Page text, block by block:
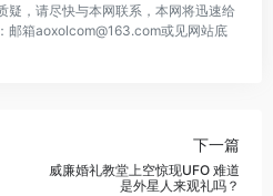
疑，请尽快与本网联系，本网将迅速给
邮箱aoxolcom@163.com或见网站底
下一篇
威廉婚礼教堂上空惊现UFO 难道
是外星人来观礼吗？